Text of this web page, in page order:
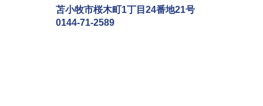
苫小牧市桜木町1丁目24番地21号
0144-71-2589